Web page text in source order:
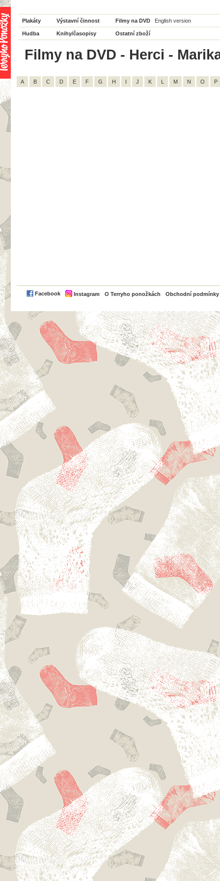
Plakáty Výstavní činnost Filmy na DVD English version
Hudba Knihy/časopisy Ostatní zboží
Filmy na DVD - Herci -
A B C D E F G H I J K L M N O P
Facebook Instagram O Terryho ponožkách Obchodní podmínky
PayPal